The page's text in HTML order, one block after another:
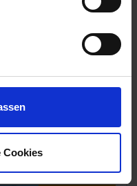
Cookies
2.189,-
2.639,-
Spektakuläre